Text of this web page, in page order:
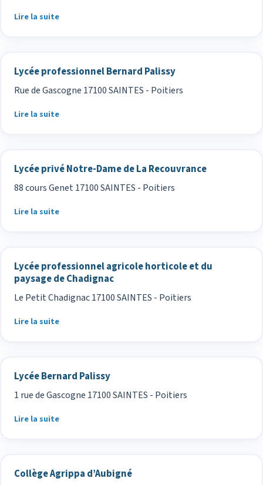
Lire la suite
Lycée professionnel Bernard Palissy
Rue de Gascogne 17100 SAINTES - Poitiers
Lire la suite
Lycée privé Notre-Dame de La Recouvrance
88 cours Genet 17100 SAINTES - Poitiers
Lire la suite
Lycée professionnel agricole horticole et du
paysage de Chadignac
Le Petit Chadignac 17100 SAINTES - Poitiers
Lire la suite
Lycée Bernard Palissy
1 rue de Gascogne 17100 SAINTES - Poitiers
Lire la suite
Collège Agrippa d’Aubigné